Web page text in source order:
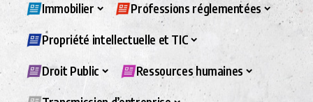
Immobilier Professions réglementées
Propriété intellectuelle et TIC
Droit Public Ressources humaines